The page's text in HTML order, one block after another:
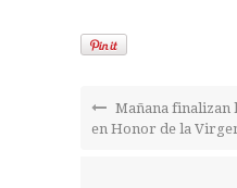
Mañana finalizan
en Honor de la